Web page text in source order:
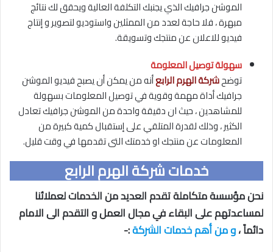
الموشن جرافيك الذي يجنبك التكلفة العالية ويحقق لك نتائج
مبهرة ، فلا حاجة لعدد من الممثلين واستوديو لتصوير و إنتاج
فيديو للاعلان عن منتجك وتسويقة.
سهولة توصيل المعلومة
توضحشركة الهرم الرابعأنه من يمكن أن يصبح فيديو الموشن
جرافيك أداة مهمة وقوية في توصيل المعلومات بسهولة
للمشاهدين ، حيث ان دقيقة واحدة من الموشن جرافيك تعادل
الكثير ، وذلك لقدرة المتلقي على إستقبال كمية كبيرة من
المعلومات عن منتجك او خدمتك التى تقدمها في وقت قليل.
خدمات شركة الهرم الرابع
نحن مؤسسة متكاملة تقدم العديد من الخدمات لعملائنا
لمساعدتهم على البقاء في مجال العمل و التقدم الى الامام
دائماً ،و من أهم خدمات الشركة:-